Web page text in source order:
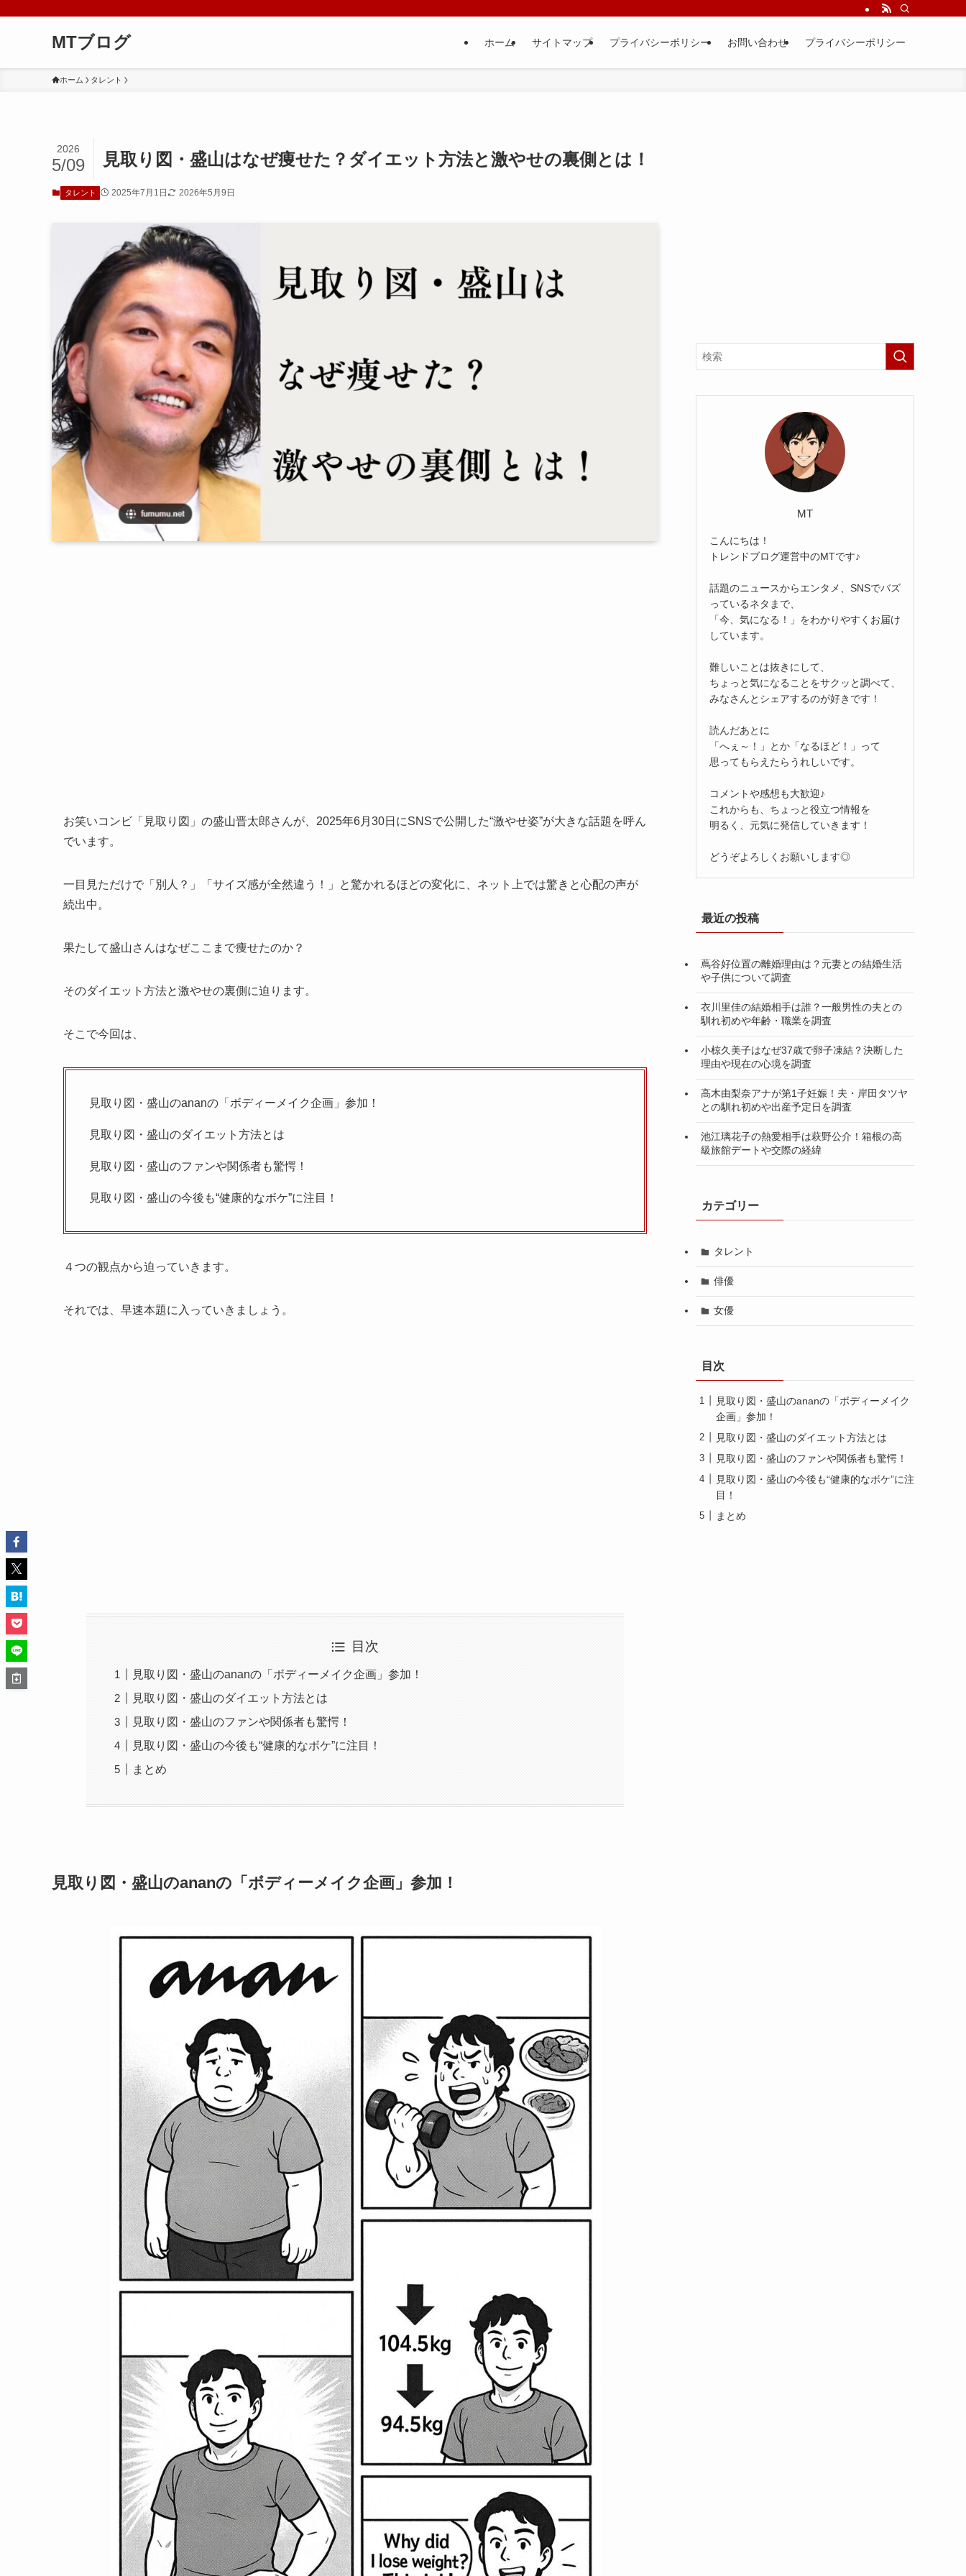
MTブログ ホーム サイトマップ プライバシーポリシー お問い合わせ プライバシーポリシー
ホーム タレント
見取り図・盛山はなぜ痩せた？ダイエット方法と激やせの裏側とは！
2026
5/09
タレント 2025年7月1日 2026年5月9日
お笑いコンビ「見取り図」の盛山晋太郎さんが、2025年6月30日にSNSで公開した“激やせ姿”が大きな話題を呼ん
でいます。
一目見ただけで「別人？」「サイズ感が全然違う！」と驚かれるほどの変化に、ネット上では驚きと心配の声が
続出中。
果たして盛山さんはなぜここまで痩せたのか？
そのダイエット方法と激やせの裏側に迫ります。
そこで今回は、
見取り図・盛山のananの「ボディーメイク企画」参加！
見取り図・盛山のダイエット方法とは
見取り図・盛山のファンや関係者も驚愕！
見取り図・盛山の今後も“健康的なボケ”に注目！
４つの観点から迫っていきます。
それでは、早速本題に入っていきましょう。
目次
見取り図・盛山のananの「ボディーメイク企画」参加！
見取り図・盛山のダイエット方法とは
見取り図・盛山のファンや関係者も驚愕！
見取り図・盛山の今後も“健康的なボケ”に注目！
まとめ
見取り図・盛山のananの「ボディーメイク企画」参加！
MT
こんにちは！
トレンドブログ運営中のMTです♪
話題のニュースからエンタメ、SNSでバズ
っているネタまで、
「今、気になる！」をわかりやすくお届け
しています。
難しいことは抜きにして、
ちょっと気になることをサクッと調べて、
みなさんとシェアするのが好きです！
読んだあとに
「へぇ～！」とか「なるほど！」って
思ってもらえたらうれしいです。
コメントや感想も大歓迎♪
これからも、ちょっと役立つ情報を
明るく、元気に発信していきます！
どうぞよろしくお願いします◎
最近の投稿
蔦谷好位置の離婚理由は？元妻との結婚生活
や子供について調査
衣川里佳の結婚相手は誰？一般男性の夫との
馴れ初めや年齢・職業を調査
小椋久美子はなぜ37歳で卵子凍結？決断した
理由や現在の心境を調査
高木由梨奈アナが第1子妊娠！夫・岸田タツヤ
との馴れ初めや出産予定日を調査
池江璃花子の熱愛相手は萩野公介！箱根の高
級旅館デートや交際の経緯
カテゴリー
タレント
俳優
女優
目次
見取り図・盛山のananの「ボディーメイク
企画」参加！
見取り図・盛山のダイエット方法とは
見取り図・盛山のファンや関係者も驚愕！
見取り図・盛山の今後も“健康的なボケ”に注
目！
まとめ